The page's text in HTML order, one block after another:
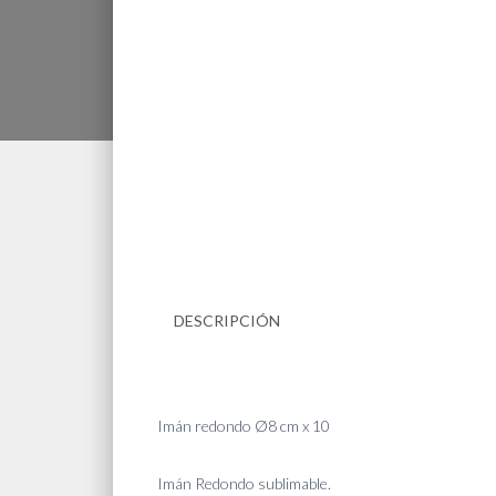
DESCRIPCIÓN
Imán redondo Ø8 cm x 10
Imán Redondo sublimable.